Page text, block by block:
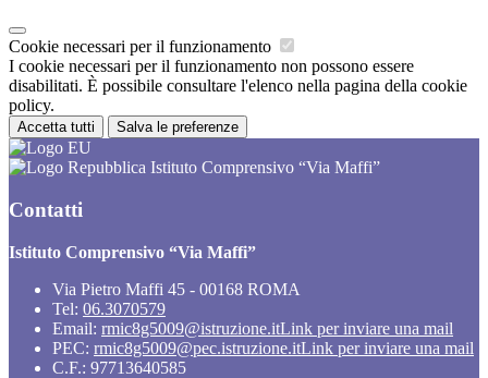
Cookie necessari per il funzionamento
I cookie necessari per il funzionamento non possono essere
disabilitati. È possibile consultare l'elenco nella pagina della cookie
policy.
Accetta tutti Salva le preferenze
Istituto Comprensivo “Via Maffi”
Contatti
Istituto Comprensivo “Via Maffi”
Via Pietro Maffi 45 - 00168 ROMA
Tel: 06.3070579
Email: rmic8g5009@istruzione.itLink per inviare una mail
PEC: rmic8g5009@pec.istruzione.itLink per inviare una mail
C.F.: 97713640585